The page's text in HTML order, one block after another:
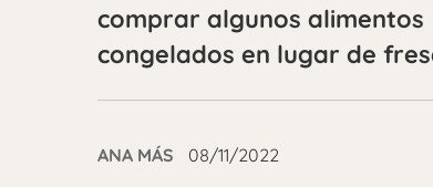
comprar algunos alimentos
congelados en lugar de
ANA MÁS 08/11/2022